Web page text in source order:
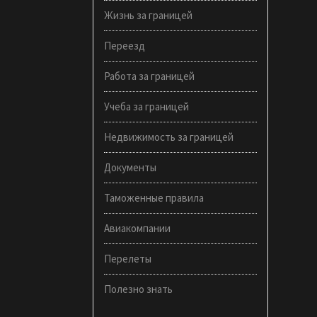
Жизнь за границей
Переезд
Работа за границей
Учеба за границей
Недвижимость за границей
Документы
Таможенные правила
Авиакомпании
Перелеты
Полезно знать